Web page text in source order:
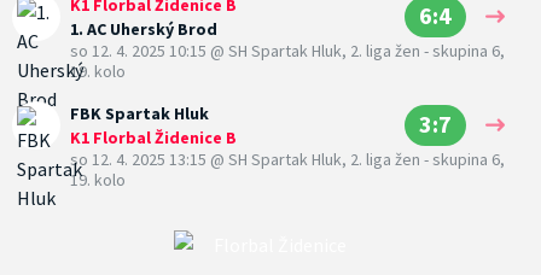
K1 Florbal Židenice B
1. AC Uherský Brod
6:4
so 12. 4. 2025 10:15 @ SH Spartak Hluk, 2. liga žen - skupina 6,
19. kolo
FBK Spartak Hluk
K1 Florbal Židenice B
3:7
so 12. 4. 2025 13:15 @ SH Spartak Hluk, 2. liga žen - skupina 6,
19. kolo